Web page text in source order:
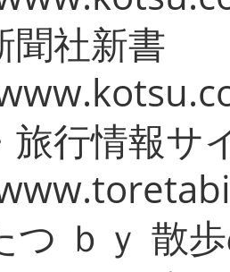
聞社新書
旅行情報サ
つ ｂｙ 散